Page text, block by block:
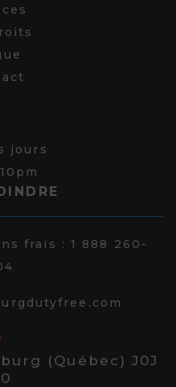
jours
frais : 1 888 260-
(Québec) J0J